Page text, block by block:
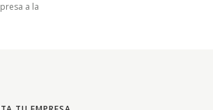
a la